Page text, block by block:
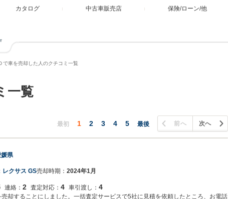
カタログ 中古車販売店 保険/ローン/他
で車を売却した人のクチコミ一覧
一覧
最初 1 2 3 4 5 最後 前へ 次へ
県
レクサス GS売却時期： 2024年1月
連絡： 2 査定対応： 4 車引渡し： 4
却することにしました。一括査定サービスで5社に見積を依頼したところ、お電話